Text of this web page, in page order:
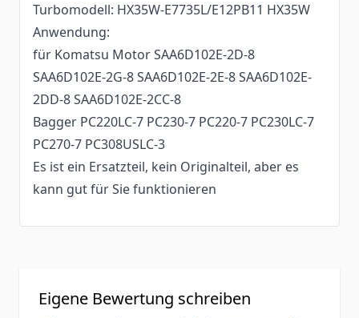
Turbomodell: HX35W-E7735L/E12PB11 HX35W
Anwendung:
für Komatsu Motor SAA6D102E-2D-8
SAA6D102E-2G-8 SAA6D102E-2E-8 SAA6D102E-
2DD-8 SAA6D102E-2CC-8
Bagger PC220LC-7 PC230-7 PC220-7 PC230LC-7
PC270-7 PC308USLC-3
Es ist ein Ersatzteil, kein Originalteil, aber es
kann gut für Sie funktionieren
Eigene Bewertung schreiben